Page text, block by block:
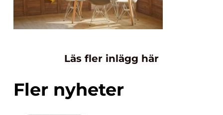
Läs fler inlägg här
Fler nyheter